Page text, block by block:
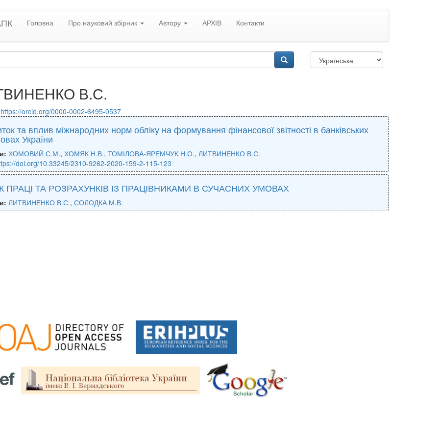
Головна Про науковий збірник Автору АРХІВ Контакти
В.С.
https://orcid.org/0000-0002-6495-0537
та вплив міжнародних норм обліку на формування фінансової звітності в банківських
України
ХОМОВИЙ С.М., ХОМЯК Н.В., ТОМІЛОВА-ЯРЕМЧУК Н.О., ЛИТВИНЕНКО В.С.
doi.org/10.33245/2310-9262-2020-159-2-115-123
ПРАЦІ ТА РОЗРАХУНКІВ ІЗ ПРАЦІВНИКАМИ В СУЧАСНИХ УМОВАХ
ЛИТВИНЕНКО В.С., СОЛОДКА М.В.